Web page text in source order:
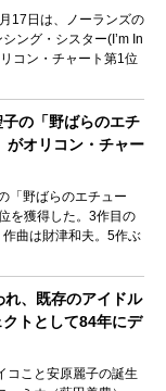
17日は、ノーランズの
ング・シスター(I’m In
コン・チャート第1位
の「野ばらのエチ
がオリコン・チャー
「野ばらのエチュー
を獲得した。3作目の
作曲は財津和夫。5作ぶ
、既存のアイドル
トとして84年にデ
コこと安原麗子の誕生